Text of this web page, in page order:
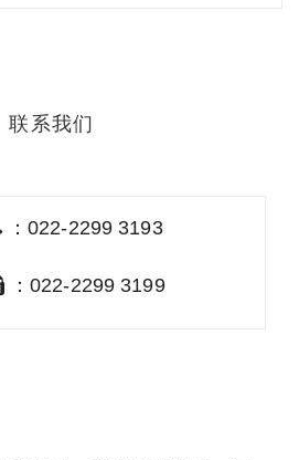
联系我们
：022-2299 3193
：022-2299 3199